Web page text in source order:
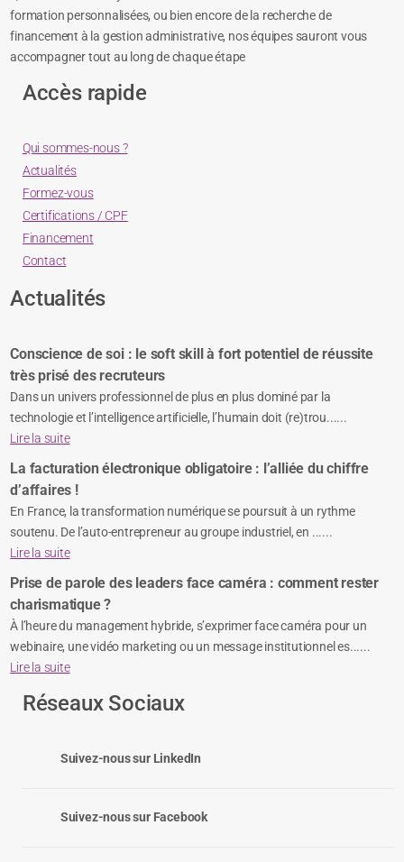
formation personnalisées, ou bien encore de la recherche de
financement à la gestion administrative, nos équipes sauront vous
accompagner tout au long de chaque étape
Accès rapide
Qui sommes-nous ?
Actualités
Formez-vous
Certifications / CPF
Financement
Contact
Actualités
Conscience de soi : le soft skill à fort potentiel de réussite
très prisé des recruteurs
Dans un univers professionnel de plus en plus dominé par la
technologie et l’intelligence artificielle, l’humain doit (re)trou......
Lire la suite
La facturation électronique obligatoire : l’alliée du chiffre
d’affaires !
En France, la transformation numérique se poursuit à un rythme
soutenu. De l’auto-entrepreneur au groupe industriel, en ......
Lire la suite
Prise de parole des leaders face caméra : comment rester
charismatique ?
À l’heure du management hybride, s’exprimer face caméra pour un
webinaire, une vidéo marketing ou un message institutionnel es......
Lire la suite
Réseaux Sociaux
Suivez-nous sur LinkedIn
Suivez-nous sur Facebook